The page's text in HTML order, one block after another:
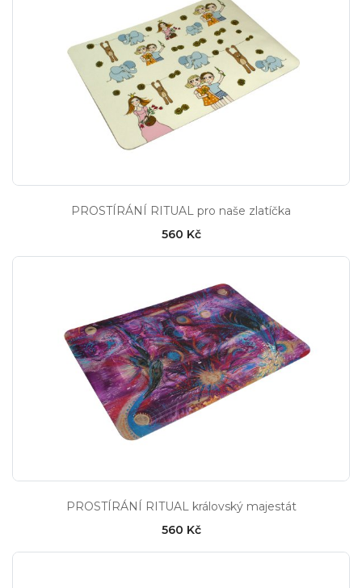
PROSTÍRÁNÍ RITUAL pro naše zlatíčka
560 Kč
PROSTÍRÁNÍ RITUAL královský majestát
560 Kč